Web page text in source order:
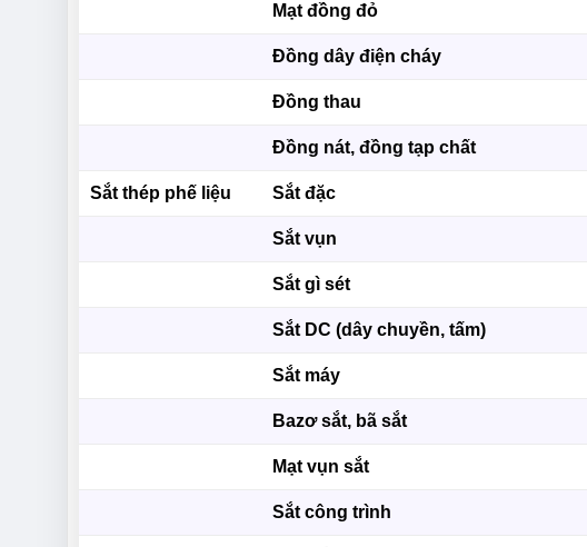
Mạt đồng đỏ
Đồng dây điện cháy
Đồng thau
Đồng nát, đồng tạp chất
Sắt thép phế liệu Sắt đặc
Sắt vụn
Sắt gì sét
Sắt DC (dây chuyền, tấm)
Sắt máy
Bazơ sắt, bã sắt
Mạt vụn sắt
Sắt công trình